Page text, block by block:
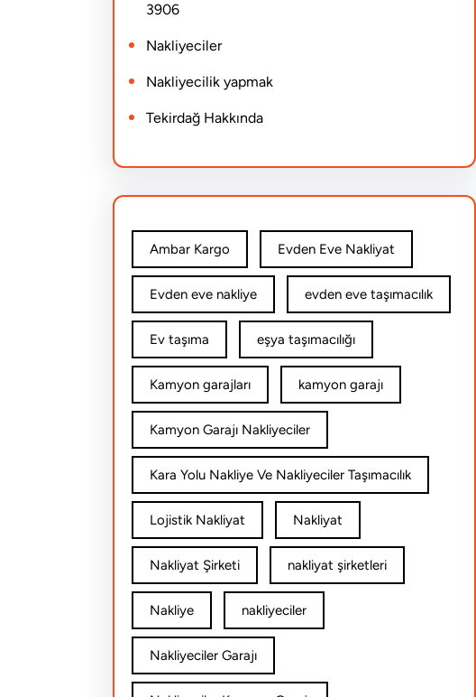
3906
Nakliyeciler
Nakliyecilik yapmak
Tekirdağ Hakkında
Ambar Kargo Evden Eve Nakliyat
Evden eve nakliye evden eve taşımacılık
Ev taşıma eşya taşımacılığı
Kamyon garajları kamyon garajı
Kamyon Garajı Nakliyeciler
Kara Yolu Nakliye Ve Nakliyeciler Taşımacılık
Lojistik Nakliyat Nakliyat
Nakliyat Şirketi nakliyat şirketleri
Nakliye nakliyeciler
Nakliyeciler Garajı